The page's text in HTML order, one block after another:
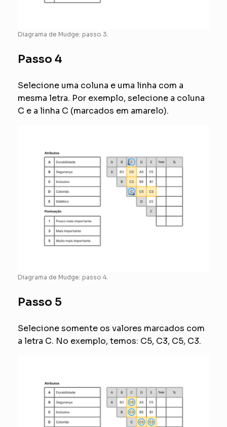
Diagrama de Mudge: passo 3.
Passo 4
Selecione uma coluna e uma linha com a
mesma letra. Por exemplo, selecione a coluna
C e a linha C (marcados em amarelo).
Diagrama de Mudge: passo 4.
Passo 5
Selecione somente os valores marcados com
a letra C. No exemplo, temos: C5, C3, C5, C3.